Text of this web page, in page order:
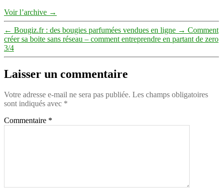
Voir l’archive →
← Bougiz.fr : des bougies parfumées vendues en ligne → Comment
créer sa boite sans réseau – comment entreprendre en partant de zero
3/4
Laisser un commentaire
Votre adresse e-mail ne sera pas publiée. Les champs obligatoires
sont indiqués avec *
Commentaire *